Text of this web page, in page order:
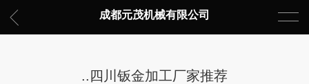
成都元茂机械有限公司
..四川钣金加工厂家推荐